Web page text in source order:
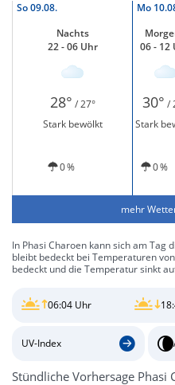
So09.08. Mo
Nachts
22 - 06 Uhr
06 - 12
28° / 27° 30° /
Stark bewölkt
Stark
0 % 0 %
mehr
In Phasi Charoen kann sich am Tag
bleibt bedeckt bei Temperaturen
bedeckt und die Temperatur sinkt
06:04 Uhr
UV-Index
Stündliche Vorhersage Phasi